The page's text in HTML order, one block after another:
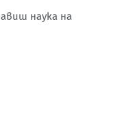
наука на